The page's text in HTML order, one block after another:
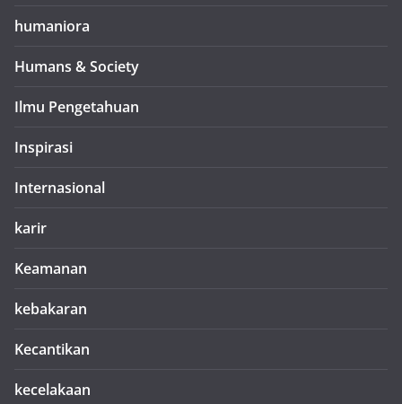
humaniora
Humans & Society
Ilmu Pengetahuan
Inspirasi
Internasional
karir
Keamanan
kebakaran
Kecantikan
kecelakaan